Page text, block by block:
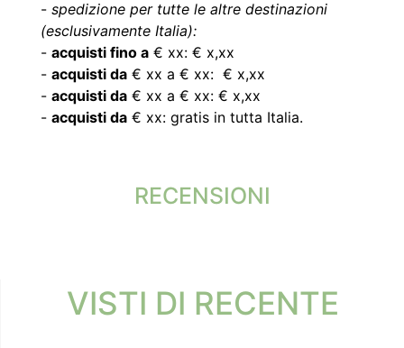
- spedizione per tutte le altre destinazioni
(esclusivamente Italia):
- acquisti fino a € xx: € x,xx
- acquisti da € xx a € xx: € x,xx
- acquisti da € xx a € xx: € x,xx
- acquisti da € xx: gratis in tutta Italia.
RECENSIONI
VISTI DI RECENTE